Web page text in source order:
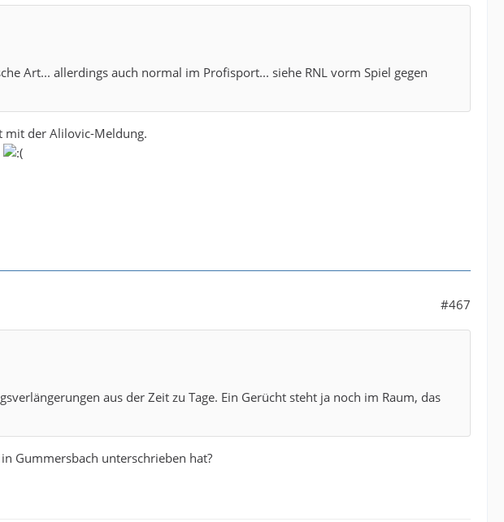
Art... allerdings auch normal im Profisport... siehe RNL vorm Spiel gegen
mit der Alilovic-Meldung.
#467
aus der Zeit zu Tage. Ein Gerücht steht ja noch im Raum, das
Gummersbach unterschrieben hat?